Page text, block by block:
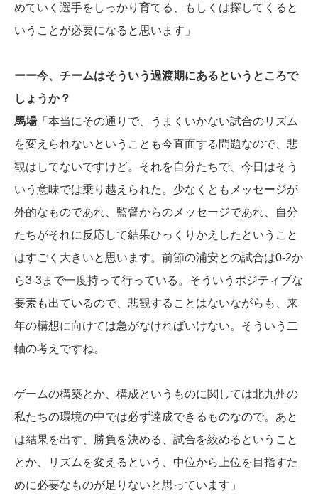
めていく選手をしっかり育てる、もしくは探してくると
いうことが必要になると思います」
ーー今、チームはそういう過渡期にあるというところで
しょうか？
馬場「本当にその通りで、うまくいかない試合のリズム
を変えられないということも今直面する問題なので、悲
観はしてないですけど。それを自分たちで、今日はそう
いう意味では乗り越えられた。少なくともメッセージが
外的なものであれ、監督からのメッセージであれ、自分
たちがそれに反応して結果ひっくりかえしたということ
はすごく大きいと思います。前節の浦安との試合は0-2か
ら3-3まで一度持って行っている。そういうポジティブな
要素も出ているので、悲観することはないながらも、来
年の構想に向けては急がなければいけない。そういう二
軸の考えですね。
ゲームの構築とか、構成というものに関しては北九州の
私たちの環境の中では必ず達成できるものなので。あと
は結果を出す、勝負を決める、試合を絞めるということ
とか、リズムを変えるという、中位から上位を目指すた
めに必要なものが足りないと思っています」